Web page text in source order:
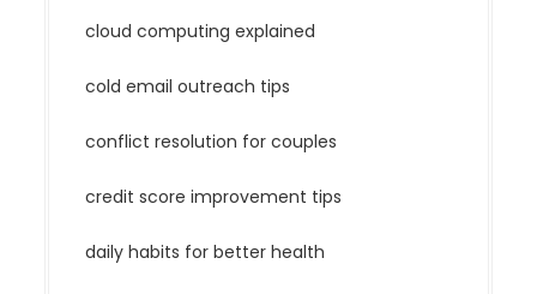
cloud computing explained
cold email outreach tips
conflict resolution for couples
credit score improvement tips
daily habits for better health